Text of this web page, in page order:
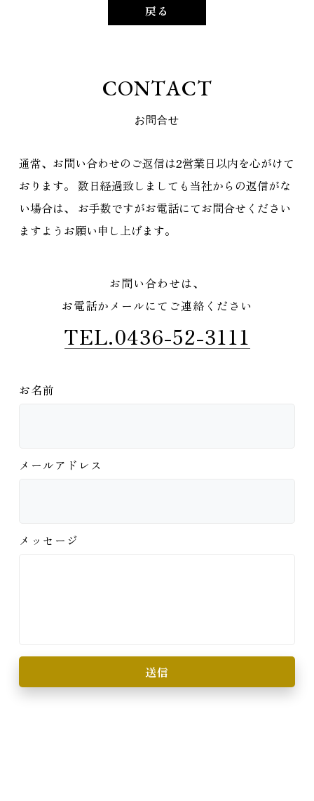
戻る
CONTACT
お問合せ
通常、お問い合わせのご返信は2営業日以内を心がけて
おります。 数日経過致しましても当社からの返信がな
い場合は、
お手数ですがお電話にてお問合せください
ますようお願い申し上げます。
お問い合わせは、
お電話かメールにてご連絡ください
TEL.0436-52-3111
お名前
メールアドレス
メッセージ